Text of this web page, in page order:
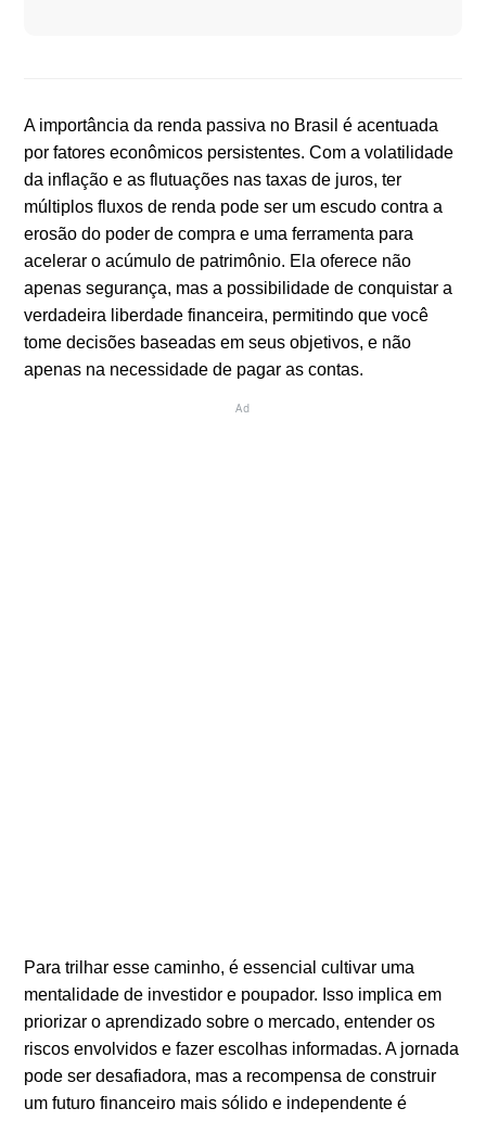
A importância da renda passiva no Brasil é acentuada
por fatores econômicos persistentes. Com a volatilidade
da inflação e as flutuações nas taxas de juros, ter
múltiplos fluxos de renda pode ser um escudo contra a
erosão do poder de compra e uma ferramenta para
acelerar o acúmulo de patrimônio. Ela oferece não
apenas segurança, mas a possibilidade de conquistar a
verdadeira liberdade financeira, permitindo que você
tome decisões baseadas em seus objetivos, e não
apenas na necessidade de pagar as contas.
Ad
Para trilhar esse caminho, é essencial cultivar uma
mentalidade de investidor e poupador. Isso implica em
priorizar o aprendizado sobre o mercado, entender os
riscos envolvidos e fazer escolhas informadas. A jornada
pode ser desafiadora, mas a recompensa de construir
um futuro financeiro mais sólido e independente é